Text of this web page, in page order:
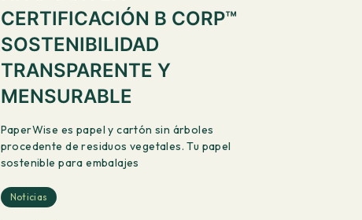
CERTIFICACIÓN B CORP™
SOSTENIBILIDAD
TRANSPARENTE Y
MENSURABLE
PaperWise es papel y cartón sin árboles
procedente de residuos vegetales. Tu papel
sostenible para embalajes
Noticias